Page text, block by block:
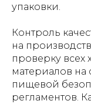
упаковки.
Контроль
на
проверку всех
материалов на
пищевой
регламентов.